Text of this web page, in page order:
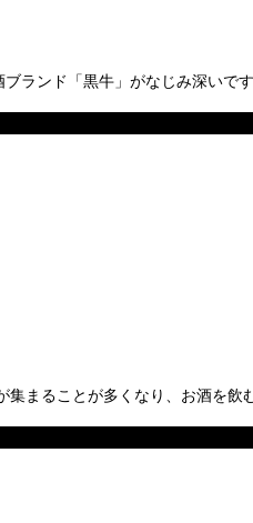
ランド「黒牛」がなじみ深いで
まることが多くなり、お酒を